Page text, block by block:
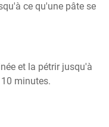
ce qu'une pâte se
et la pétrir jusqu'à
minutes.